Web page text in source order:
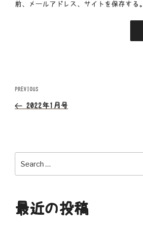
前、メールアドレス、サイトを保存する。
投
稿
ビ
ゲ
シ
Previous
Post
PREVIOUS
2022年1月号
最近の投稿